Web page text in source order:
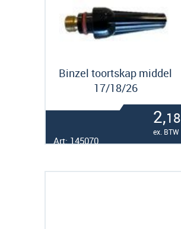
Binzel toortskap middel
17/18/26
2,18
ex. BTW
Art: 145070